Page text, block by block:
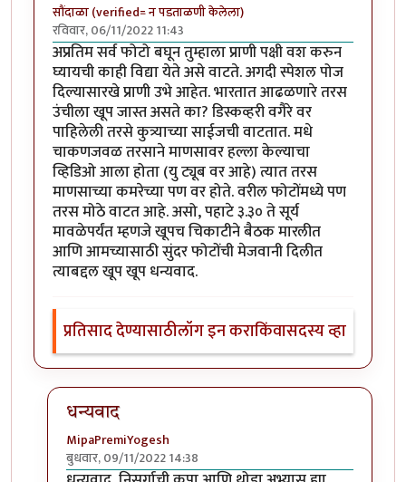
सौंदाळा (verified= न पडताळणी केलेला)
रविवार, 06/11/2022 11:43
अप्रतिम सर्व फोटो बघून तुम्हाला प्राणी पक्षी वश करुन
घ्यायची काही विद्या येते असे वाटते. अगदी स्पेशल पोज
दिल्यासारखे प्राणी उभे आहेत. भारतात आढळणारे तरस
उंचीला खूप जास्त असते का? डिस्कव्हरी वगैरे वर
पाहिलेली तरसे कुत्र्याच्या साईजची वाटतात. मधे
चाकणजवळ तरसाने माणसावर हल्ला केल्याचा
व्हिडिओ आला होता (यु ट्यूब वर आहे) त्यात तरस
माणसाच्या कमरेच्या पण वर होते. वरील फोटोंमध्ये पण
तरस मोठे वाटत आहे. असो, पहाटे ३.३० ते सूर्य
मावळेपर्यंत म्हणजे खूपच चिकाटीने बैठक मारलीत
आणि आमच्यासाठी सुंदर फोटोंची मेजवानी दिलीत
त्याबद्दल खूप खूप धन्यवाद.
प्रतिसाद देण्यासाठीलॉग इन कराकिंवासदस्य व्हा
धन्यवाद
MipaPremiYogesh
बुधवार, 09/11/2022 14:38